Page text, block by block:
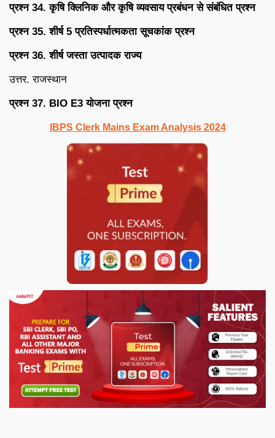
प्रश्न 34. कृषि क्लिनिक और कृषि व्यवसाय प्रबंधन से संबंधित प्रश्न
प्रश्न 35. शीर्ष 5 प्रतिस्पर्धात्मकता सूचकांक प्रश्न
प्रश्न 36. शीर्ष जस्ता उत्पादक राज्य
उत्तर. राजस्थान
प्रश्न 37. BIO E3 योजना प्रश्न
IBPS Clerk Mains Exam Analysis 2024